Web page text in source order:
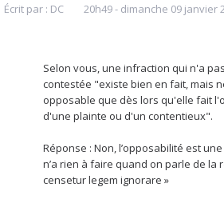
Écrit par : DC 20h49- dimanche 09 janvier
Selon vous, une infraction qui n'a
contestée "existe bien en fait, mais
opposable que dès lors qu'elle fait
d'une plainte ou d'un contentieux".
Réponse : Non, l’opposabilité est
n’a rien à faire quand on parle de la
censetur legem ignorare »